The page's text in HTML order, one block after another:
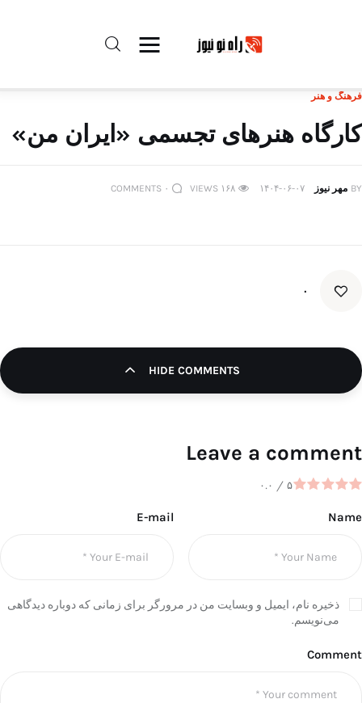
ارتباط با راه‌ نو نیوز
آوین دیلی
خرید موتور ایمپلنت
فرهنگ و هنر
کارگاه هنرهای تجسمی «ایران من»
BY مهر نیوز ۱۴۰۴-۰۶-۰۷ ۱۶۸ VIEWS ۰ COMMENTS
۰
HIDE COMMENTS
Leave a comment
۰.۰ / ۵
Name
E-mail
ذخیره نام، ایمیل و وبسایت من در مرورگر برای زمانی که دوباره دیدگاهی
می‌نویسم.
Comment